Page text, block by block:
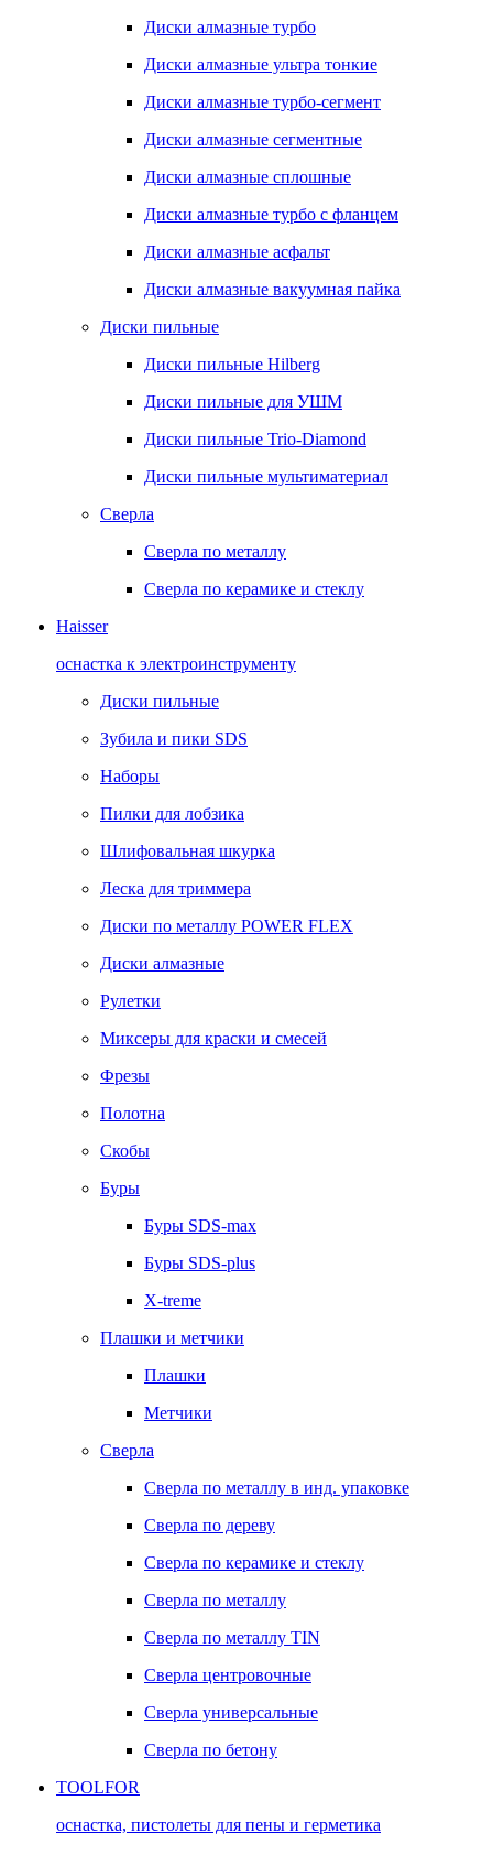
Диски алмазные турбо
Диски алмазные ультра тонкие
Диски алмазные турбо-сегмент
Диски алмазные сегментные
Диски алмазные сплошные
Диски алмазные турбо с фланцем
Диски алмазные асфальт
Диски алмазные вакуумная пайка
Диски пильные
Диски пильные Hilberg
Диски пильные для УШМ
Диски пильные Trio-Diamond
Диски пильные мультиматериал
Сверла
Сверла по металлу
Сверла по керамике и стеклу
Haisser
оснастка к электроинструменту
Диски пильные
Зубила и пики SDS
Наборы
Пилки для лобзика
Шлифовальная шкурка
Леска для триммера
Диски по металлу POWER FLEX
Диски алмазные
Рулетки
Миксеры для краски и смесей
Фрезы
Полотна
Скобы
Буры
Буры SDS-max
Буры SDS-plus
X-treme
Плашки и метчики
Плашки
Метчики
Сверла
Сверла по металлу в инд. упаковке
Сверла по дереву
Сверла по керамике и стеклу
Сверла по металлу
Сверла по металлу TIN
Сверла центровочные
Сверла универсальные
Сверла по бетону
TOOLFOR
оснастка, пистолеты для пены и герметика